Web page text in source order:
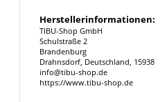
Herstellerinformationen:
TIBU-Shop GmbH
Schulstraße 2
Brandenburg
Drahnsdorf, Deutschland, 15938
info@tibu-shop.de
https://www.tibu-shop.de